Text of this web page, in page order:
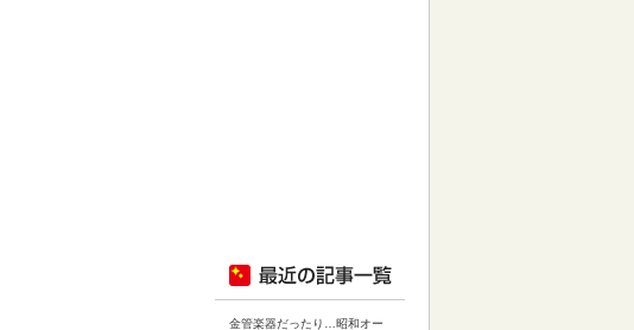
金管楽器だったり…昭和オー